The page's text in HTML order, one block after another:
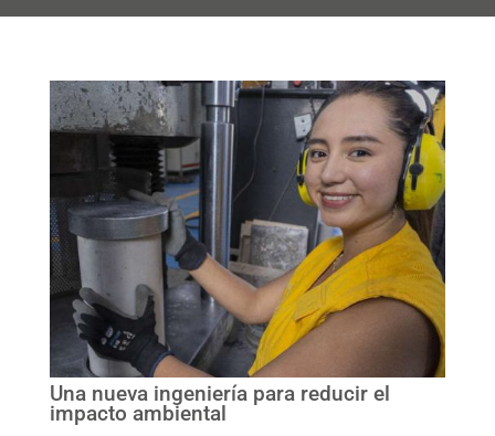
Una nueva ingeniería para reducir el
impacto ambiental